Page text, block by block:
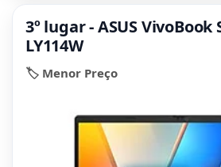
3º lugar - ASUS VivoBook
LY114W
🏷️ Menor Preço